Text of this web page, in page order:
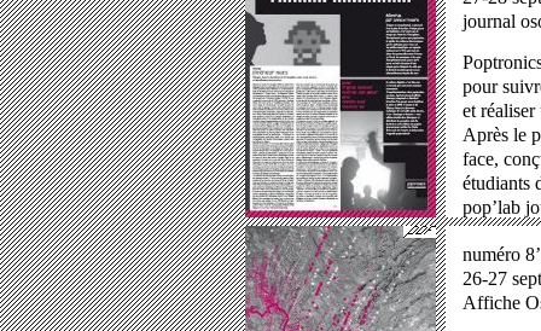
journal
pour
et réaliser
Après le
face,
étudiants
pop’lab
numéro 8’
26-27
Affiche